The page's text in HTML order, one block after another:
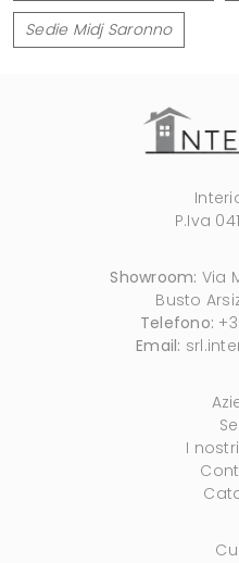
Sedie Midj Saronno
P.Iva
Showroom: Via
Busto
Telefono:
Email:
I